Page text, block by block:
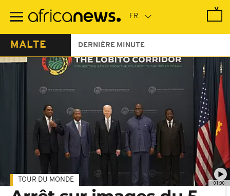
contenu
MALTE DERNIÈRE MINUTE
01:00
TOUR DU MONDE